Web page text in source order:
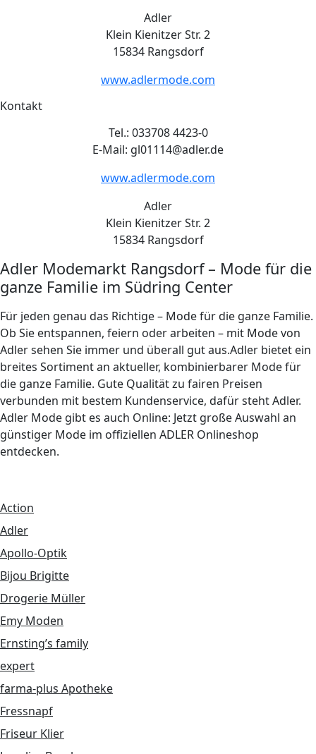
Adler
Klein Kienitzer Str. 2
15834 Rangsdorf
www.adlermode.com
Kontakt
Tel.: 033708 4423-0
E-Mail: gl01114@adler.de
www.adlermode.com
Adler
Klein Kienitzer Str. 2
15834 Rangsdorf
Adler Modemarkt Rangsdorf – Mode für die
ganze Familie im Südring Center
Für jeden genau das Richtige – Mode für die ganze Familie.
Ob Sie entspannen, feiern oder arbeiten – mit Mode von
Adler sehen Sie immer und überall gut aus.Adler bietet ein
breites Sortiment an aktueller, kombinierbarer Mode für
die ganze Familie. Gute Qualität zu fairen Preisen
verbunden mit bestem Kundenservice, dafür steht Adler.
Adler Mode gibt es auch Online: Jetzt große Auswahl an
günstiger Mode im offiziellen ADLER Onlineshop
entdecken.
Action
Adler
Apollo-Optik
Bijou Brigitte
Drogerie Müller
Emy Moden
Ernsting’s family
expert
farma-plus Apotheke
Fressnapf
Friseur Klier